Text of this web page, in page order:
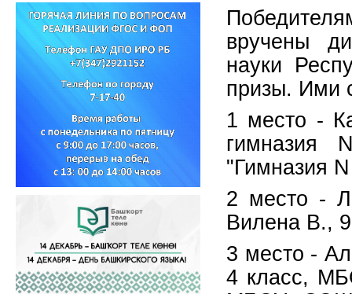
вручены
науки
призы. Ими
1 место -
"Гимназия
2 место -
Вилена В.,
3 место -
4 класс,